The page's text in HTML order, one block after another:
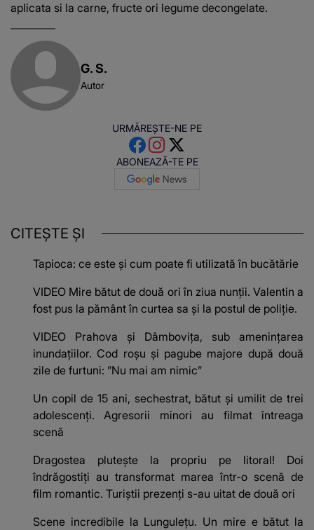
aplicata si la carne, fructe ori legume decongelate.
G. S.
Autor
URMĂREȘTE-NE PE
ABONEAZĂ-TE PE
CITEȘTE ȘI
Tapioca: ce este și cum poate fi utilizată în bucătărie
VIDEO Mire bătut de două ori în ziua nunții. Valentin a
fost pus la pământ în curtea sa și la postul de poliție.
VIDEO Prahova și Dâmbovița, sub amenințarea
inundațiilor. Cod roșu și pagube majore după două
zile de furtuni: ”Nu mai am nimic”
Un copil de 15 ani, sechestrat, bătut și umilit de trei
adolescenți. Agresorii minori au filmat întreaga
scenă
Dragostea plutește la propriu pe litoral! Doi
îndrăgostiți au transformat marea într-o scenă de
film romantic. Turiștii prezenți s-au uitat de două ori
Scene incredibile la Lungulețu. Un mire e bătut la